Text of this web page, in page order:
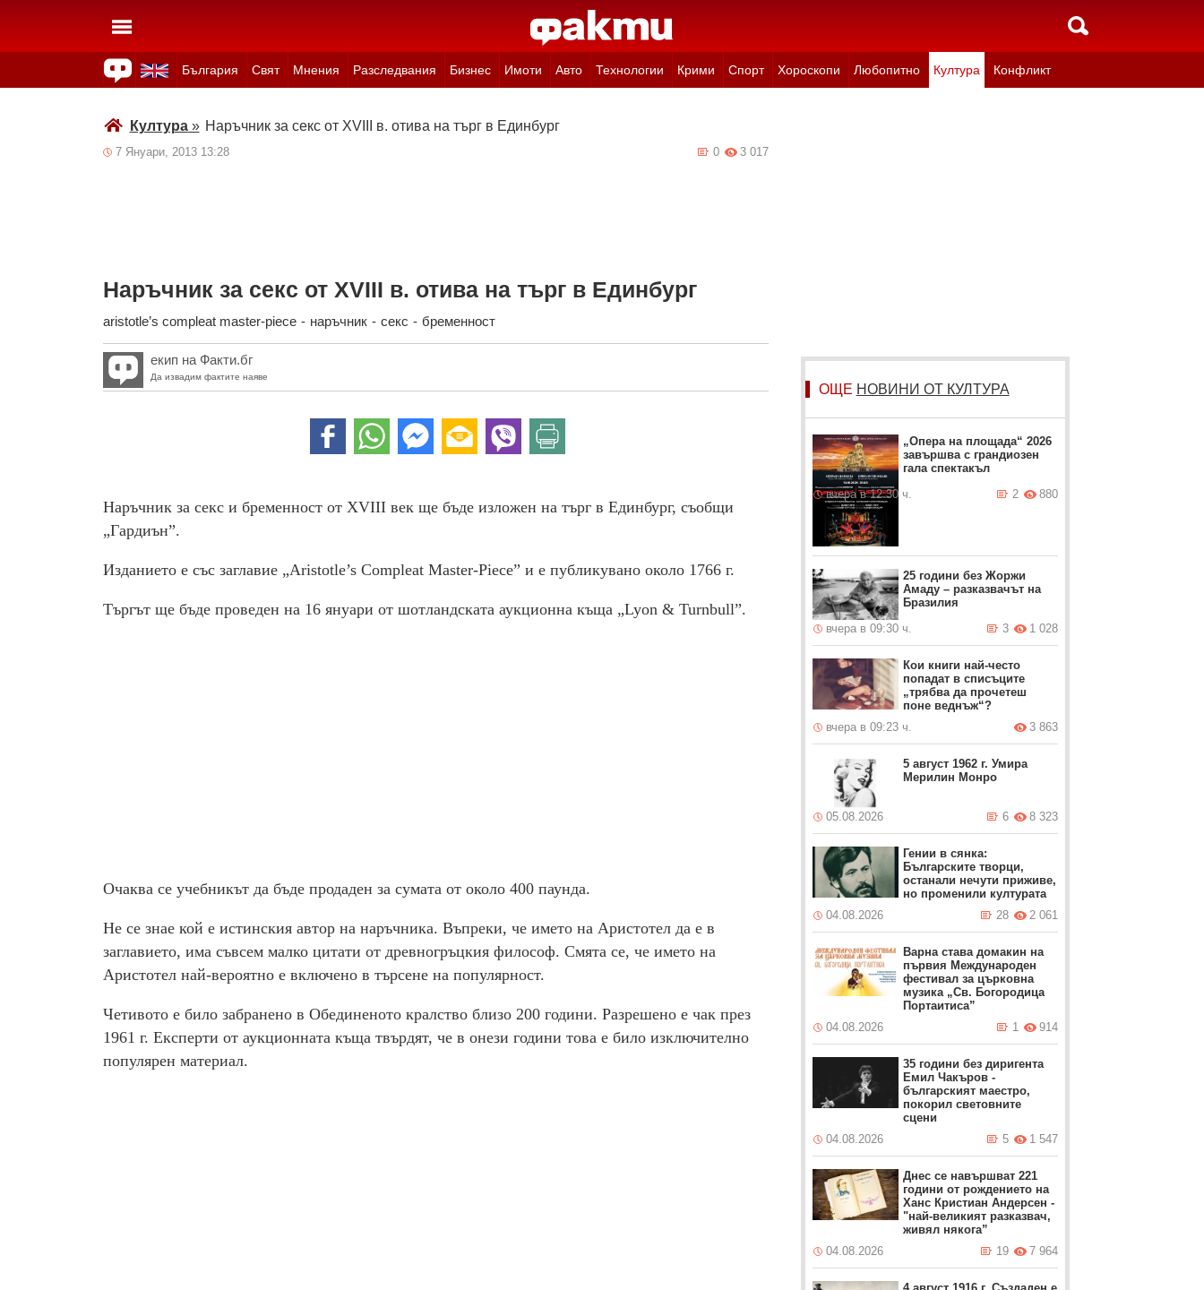
България Свят Мнения Разследвания Бизнес Имоти Авто Технологии Крими Спорт Хороскопи Любопитно Култура Конфликт
Култура» Наръчник за секс от XVIII в. отива на търг в Единбург
7 Януари, 2013 13:28 3 017
0
Наръчник за секс от XVIII в. отива на търг в Единбург
aristotle’s compleat master-piece - наръчник - секс - бременност
екип на Факти.бг
Да извадим фактите наяве
Наръчник за секс и бременност от ХVІІІ век ще бъде изложен на търг в Единбург, съобщи
„Гардиън”.
Изданието е със заглавие „Aristotle’s Compleat Master-Piece” и е публикувано около 1766 г.
Търгът ще бъде проведен на 16 януари от шотландската аукционна къща „Lyon & Turnbull”.
Очаква се учебникът да бъде продаден за сумата от около 400 паунда.
Не се знае кой е истинския автор на наръчника. Въпреки, че името на Аристотел да е в
заглавието, има съвсем малко цитати от древногръцкия философ. Смята се, че името на
Аристотел най-вероятно е включено в търсене на популярност.
Четивото е било забранено в Обединеното кралство близо 200 години. Разрешено е чак през
1961 г. Експерти от аукционната къща твърдят, че в онези години това е било изключително
популярен материал.
ОЩЕ НОВИНИ ОТ КУЛТУРА
„Опера на площада“ 2026
завършва с грандиозен
гала спектакъл
вчера в 12:30 ч.
880
2
25 години без Жоржи
Амаду – разказвачът на
Бразилия
вчера в 09:30 ч.
1 028
3
Кои книги най-често
попадат в списъците
„трябва да прочетеш
поне веднъж“?
вчера в 09:23 ч.
3 863
5 август 1962 г. Умира
Мерилин Монро
05.08.2026 8 323
6
Гении в сянка:
Българските творци,
останали нечути приживе,
но променили културата
04.08.2026
2 061
28
Варна става домакин на
първия Международен
фестивал за църковна
музика „Св. Богородица
Портаитиса”
04.08.2026
914
1
35 години без диригента
Емил Чакъров -
българският маестро,
покорил световните
сцени
04.08.2026
1 547
5
Днес се навършват 221
години от рождението на
Ханс Кристиан Андерсен -
"най-великият разказвач,
живял някога”
04.08.2026
7 964
19